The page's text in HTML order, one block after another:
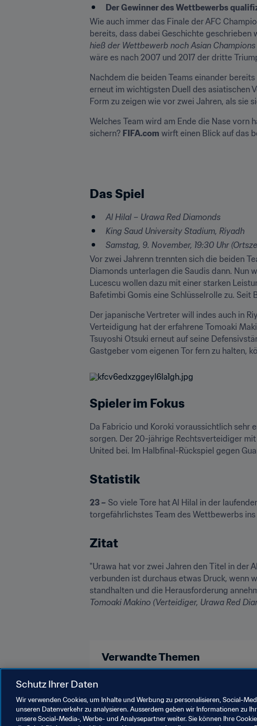
Der Gewinner des Wettbewerbs
Wie auch immer das Finale der AFC
bereits, dass dabei Geschichte geschrieben
hieß der Wettbewerb noch Asian Champions
wäre es nach 2007 und 2017 der dritte
Nachdem die beiden Teams einander
erneut im wichtigsten Duell des asiatischen
Form zu zeigen wie vor zwei Jahren, als sie
Welches Team wird am Ende die Nase vorn
sichern? FIFA.com wirft einen Blick auf das
Das Spiel
Al Hilal – Urawa Red Diamonds
King Saud University Stadium, Riyadh
Samstag, 9. November, 19:30 Uhr
Vor zwei Jahrenn trennten sich die beiden
Diamonds unterlagen die Saudis dann. Nun
Lucescu wollen dazu mit einer starken
Bafetimbi Gomis eine Schlüsselrolle zu. Seit
Der japanische Vertreter will indes auch in
Verteidigung hat der erfahrene Tomoaki
Tsuyoshi Otsuki erneut auf seine
Gastgeber vom eigenen Tor fern zu halten,
Spieler im Fokus
Da Fabricio und Koroki voraussichtlich sehr
sorgen. Der 20-jährige Rechtsverteidiger
United bei. Im Halbfinal-Rückspiel gegen
Statistik
23 – So viele Tore hat Al Hilal in der
torgefährlichstes Team des Wettbewerbs ins
Zitat
"Urawa hat vor zwei Jahren den Titel in der
verbunden ist durchaus etwas Druck, wenn
Tomoaki Makino (Verteidiger, Urawa Red
Verwandte Themen
Schutz Ihrer Daten
Wir verwenden Cookies, um Inhalte und Werbung zu personalisieren, Social-
unseren Datenverkehr zu analysieren. Ausserdem geben wir Informationen zu
unsere Social-Media-, Werbe- und Analysepartner weiter. Sie können Ihre